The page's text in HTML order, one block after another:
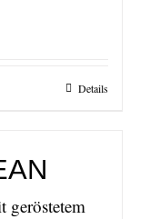
Details
geröstetem